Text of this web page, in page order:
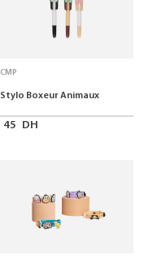
CMP
Stylo Boxeur Animaux
45 DH